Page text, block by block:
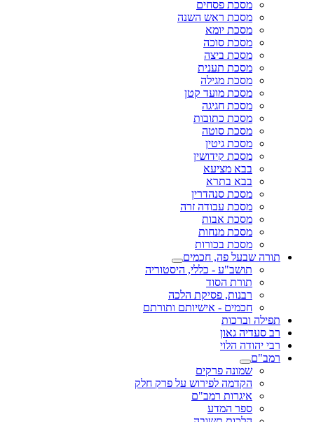
מסכת פסחים
מסכת ראש השנה
מסכת יומא
מסכת סוכה
מסכת ביצה
מסכת תענית
מסכת מגילה
מסכת מועד קטן
מסכת חגיגה
מסכת כתובות
מסכת סוטה
מסכת גיטין
מסכת קידושין
בבא מציעא
בבא בתרא
מסכת סנהדרין
מסכת עבודה זרה
מסכת אבות
מסכת מנחות
מסכת בכורות
תורה שבעל פה, חכמים
תושב"ע - כללי, היסטוריה
תורת הסוד
רבנות, פסיקת הלכה
חכמים - אישיותם ותורתם
תפילה וברכות
רב סעדיה גאון
רבי יהודה הלוי
רמב"ם
שמונה פרקים
הקדמה לפירוש על פרק חלק
איגרות רמב"ם
ספר המדע